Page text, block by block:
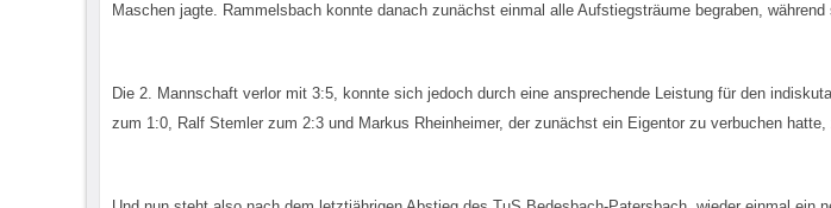
Maschen jagte. Rammelsbach konnte danach zunächst einmal alle Aufstiegsträume begraben,
Die 2. Mannschaft verlor mit 3:5, konnte sich jedoch durch eine ansprechende Leistung für den
zum 1:0, Ralf Stemler zum 2:3 und Markus Rheinheimer, der zunächst ein Eigentor zu verbuchen hatte,